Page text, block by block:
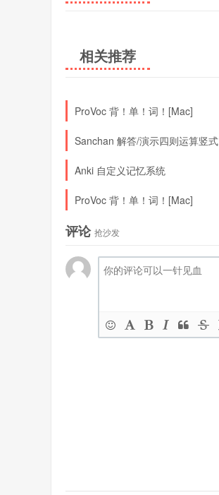
相关推荐
ProVoc 背！单！词！[Mac]
Sanchan 解答/演示四则运算竖式
Anki 自定义记忆系统
ProVoc 背！单！词！[Mac]
评论 抢沙发